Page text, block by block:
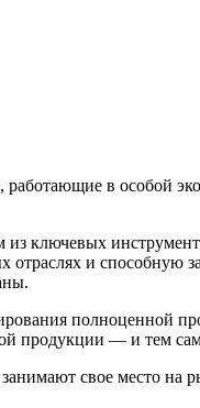
в особой
ключевых
и способную
полноценной
продукции — и тем
свое место